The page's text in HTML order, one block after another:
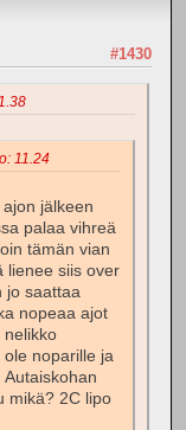
#1430
11.24
jälkeen
palaa vihreä
tämän vian
lienee siis over
jo saattaa
nopeaa ajot
nelikko
noparille ja
mikä? 2C lipo